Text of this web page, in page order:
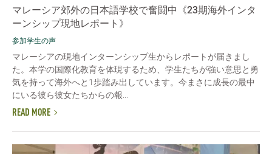
マレーシア郊外の日本語学校で奮闘中《23期海外インタ
ーンシップ現地レポート》
参加学生の声
マレーシアの現地インターンシップ生からレポートが届きまし
た。本学の国際化教育を体現するため、学生たちが強い意思と勇
気を持って海外へと1歩踏み出しています。今まさに成長の最中
にいる彼ら彼女たちからの報...
READ MORE